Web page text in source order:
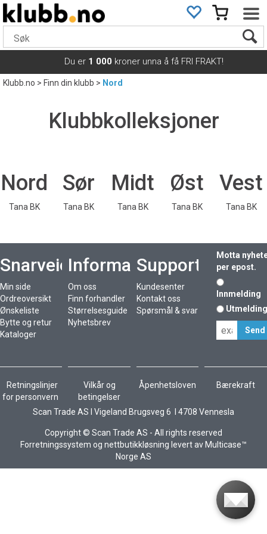
Du er 1 000 kroner unna å få FRI FRAKT!
Klubb.no>Finn din klubb> Nord
Klubbkolleksjoner
Nord
Tana BK
Sør
Tana BK
Midt
Tana BK
Øst
Tana BK
Vest
Tana BK
Snarveier
Min side
Ordreoversikt
Ønskeliste
Bytte og retur
Kataloger
Informasjon
Om oss
Finn forhandler
Størrelsesguide
Nyhetsbrev
Support
Kundesenter
Kontakt oss
Spørsmål & svar
Motta
per epost.
Innmelding
Retningslinjer
for personvern
Vilkår og
betingelser
Åpenhetsloven Bærekraft
Scan Trade AS I Vigeland Brugsveg 6 I 4708 Vennesla
Copyright © Scan Trade AS - All rights reserved
Forretningssystem og nettbutikkløsning levert av Multicase™
Norge AS